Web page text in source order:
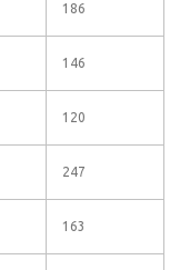
186
146
120
247
163